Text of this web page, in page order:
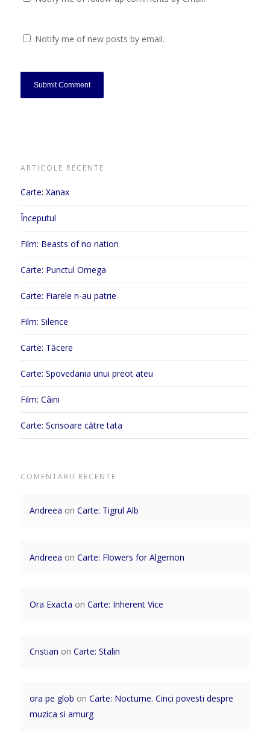
Notify me of new posts by email.
ARTICOLE RECENTE
Carte: Xanax
Începutul
Film: Beasts of no nation
Carte: Punctul Omega
Carte: Fiarele n-au patrie
Film: Silence
Carte: Tăcere
Carte: Spovedania unui preot ateu
Film: Câini
Carte: Scrisoare către tata
COMENTARII RECENTE
Andreea on Carte: Tigrul Alb
Andreea on Carte: Flowers for Algernon
Ora Exacta on Carte: Inherent Vice
Cristian on Carte: Stalin
ora pe glob on Carte: Nocturne. Cinci povesti despre
muzica si amurg